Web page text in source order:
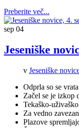
Preberite več...
sep 04
Jeseniške
v Jeseniške
Odprla so se
Začel se je izkop
Tekaško-
Za vedno
Plazove